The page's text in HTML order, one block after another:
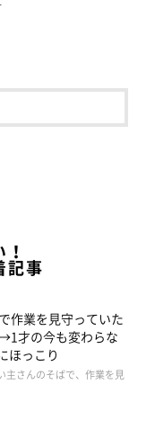
記事
作業を見守っていた
才の今も変わらな
ほっこり
主さんのそばで、作業を見